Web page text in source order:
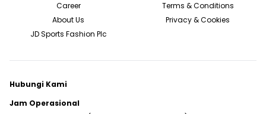
Career
About Us
JD Sports Fashion Plc
Terms & Conditions
Privacy & Cookies
Hubungi Kami
Jam Operasional